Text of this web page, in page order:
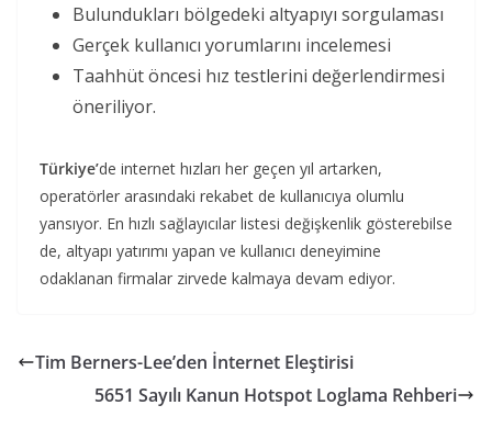
Bulundukları bölgedeki altyapıyı sorgulaması
Gerçek kullanıcı yorumlarını incelemesi
Taahhüt öncesi hız testlerini değerlendirmesi
öneriliyor.
Türkiye’de internet hızları her geçen yıl artarken,
operatörler arasındaki rekabet de kullanıcıya olumlu
yansıyor. En hızlı sağlayıcılar listesi değişkenlik gösterebilse
de, altyapı yatırımı yapan ve kullanıcı deneyimine
odaklanan firmalar zirvede kalmaya devam ediyor.
Tim Berners-Lee’den İnternet Eleştirisi
5651 Sayılı Kanun Hotspot Loglama Rehberi